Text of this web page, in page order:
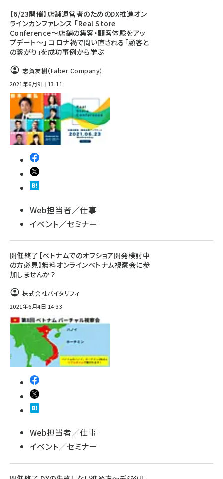
【6/23開催】店舗運営者のためのDX推進オン
ラインカンファレンス 「Real Store
Conference〜店舗の集客・顧客体験をアッ
プデート〜」 コロナ禍で問い直される「顧客と
の繋がり」を成功事例から学ぶ
志賀友樹（Faber Company）
2021年6月9日 13:11
Web担当者／仕事
イベント／セミナー
開催終了【ベトナムでのオフショア開発検討中
の方必見】無料オンラインベトナム視察会に参
加しませんか？
株式会社バイタリフィ
2021年6月4日 14:33
Web担当者／仕事
イベント／セミナー